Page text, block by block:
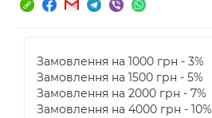
Замовлення на 1000 грн - 3%
Замовлення на 1500 грн - 5%
Замовлення на 2000 грн - 7%
Замовлення на 4000 грн - 10%